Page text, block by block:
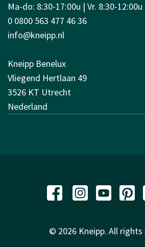
Ma-do: 8:30-17:00u | Vr. 8:30-12:00u
0 0800 563 477 46 36
info@kneipp.nl
Kneipp Benelux
Vliegend Hertlaan 49
3526 KT Utrecht
Nederland
© 2026 Kneipp. All rights